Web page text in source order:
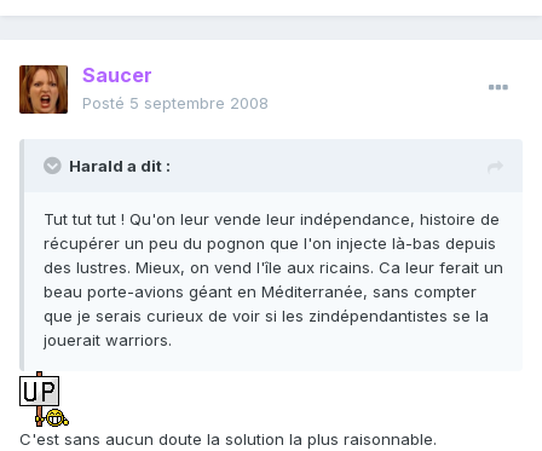
Saucer
Posté 5 septembre 2008
Harald a dit :
Tut tut tut ! Qu'on leur vende leur indépendance, histoire de
récupérer un peu du pognon que l'on injecte là-bas depuis
des lustres. Mieux, on vend l'île aux ricains. Ca leur ferait un
beau porte-avions géant en Méditerranée, sans compter
que je serais curieux de voir si les zindépendantistes se la
jouerait warriors.
C'est sans aucun doute la solution la plus raisonnable.